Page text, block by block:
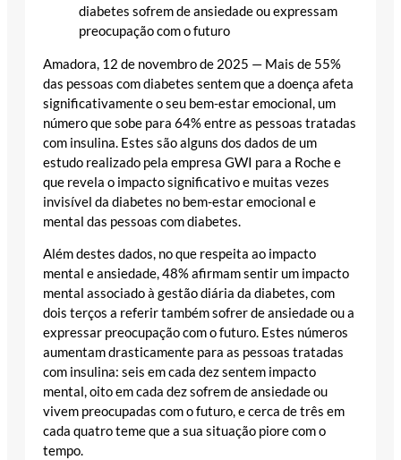
diabetes sofrem de ansiedade ou expressam
preocupação com o futuro
Amadora, 12 de novembro de 2025 — Mais de 55%
das pessoas com diabetes sentem que a doença afeta
significativamente o seu bem-estar emocional, um
número que sobe para 64% entre as pessoas tratadas
com insulina. Estes são alguns dos dados de um
estudo realizado pela empresa GWI para a Roche e
que revela o impacto significativo e muitas vezes
invisível da diabetes no bem-estar emocional e
mental das pessoas com diabetes.
Além destes dados, no que respeita ao impacto
mental e ansiedade, 48% afirmam sentir um impacto
mental associado à gestão diária da diabetes, com
dois terços a referir também sofrer de ansiedade ou a
expressar preocupação com o futuro. Estes números
aumentam drasticamente para as pessoas tratadas
com insulina: seis em cada dez sentem impacto
mental, oito em cada dez sofrem de ansiedade ou
vivem preocupadas com o futuro, e cerca de três em
cada quatro teme que a sua situação piore com o
tempo.